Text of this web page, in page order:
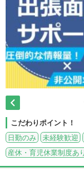

こだわりポイント！
日勤のみ
未経験歓迎
産休・育児休業制度あ